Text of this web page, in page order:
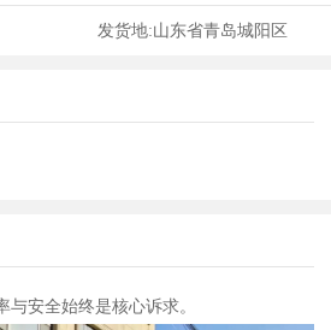
发货地:山东省青岛城阳区
安全始终是核心诉求。